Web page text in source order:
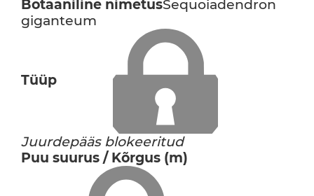
Botaaniline nimetusSequoiadendron
giganteum
Tüüp
Juurdepääs blokeeritud
Puu suurus / Kõrgus (m)